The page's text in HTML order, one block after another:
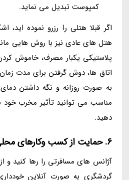
کمپوست تبدیل می نماید.
اگر قبلا هتلی را رزرو نموده اید،
هتل های عادی نیز با روش هایی
پلاستیکی یکبار مصرف، خاموش
اتاق ها، دوش گرفتن برای مدت
به صورت روزانه و نگه داشتن
مناسب می توانید تأثیر مخرب
دهید.
6. حمایت از کسب وکارهای محلی
آژانس های مسافرتی را رها کنید و
گردشگری به صورت آنلاین خودداری